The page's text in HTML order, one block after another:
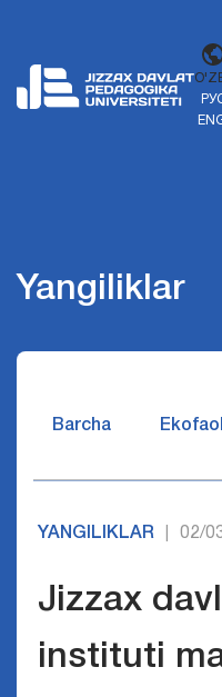
Yangiliklar
Barcha
YANGILIKLAR 02/
Jizzax
instituti